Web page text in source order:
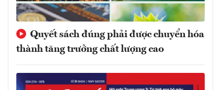
Quyết sách đúng phải được chuyển hóa
thành tăng trưởng chất lượng cao